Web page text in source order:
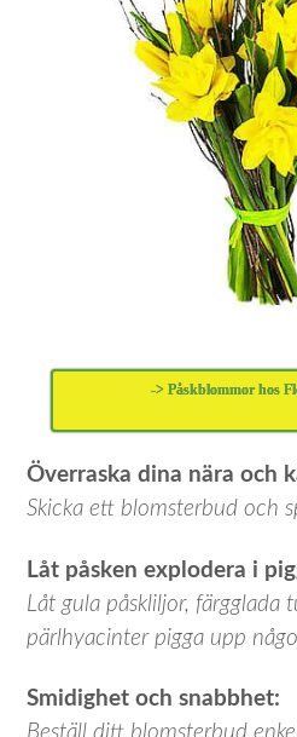
-> Påskblommor hos
Överraska dina nära och
Skicka ett blomsterbud och
Låt påsken explodera i
Låt gula påskliljor, färgglada
pärlhyacinter pigga upp
Smidighet och snabbhet: